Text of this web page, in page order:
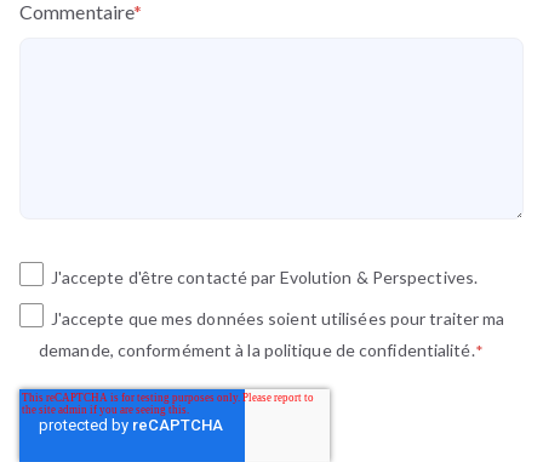
Commentaire*
J'accepte d'être contacté par Evolution & Perspectives.
J'accepte que mes données soient utilisées pour traiter ma
demande, conformément à la politique de confidentialité.*